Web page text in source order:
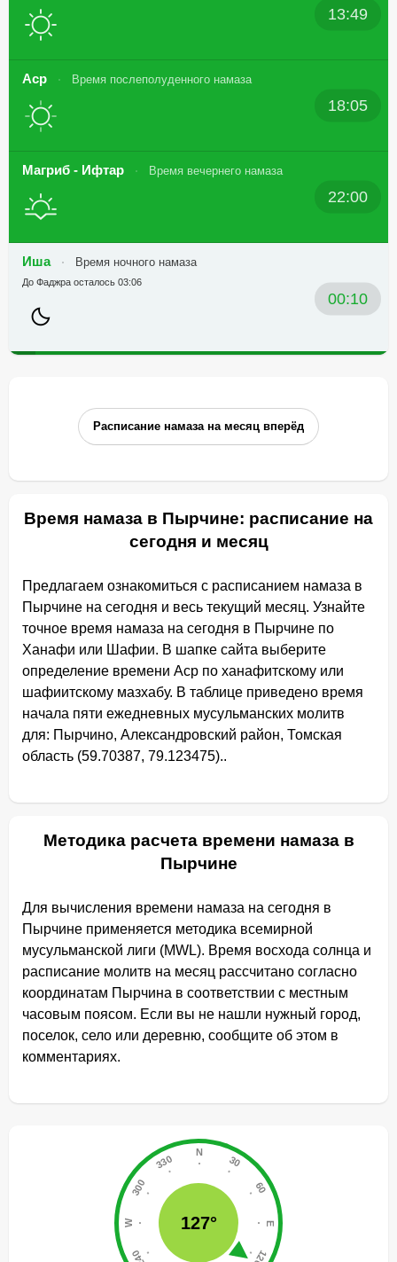
13:49
Аср Время послеполуденного намаза
18:05
Магриб - Ифтар Время вечернего намаза
22:00
Иша Время ночного намаза
00:10
До Фаджра осталось 03:06
Расписание намаза на месяц вперёд
Время намаза в Пырчине: расписание на
сегодня и месяц
Предлагаем ознакомиться с расписанием намаза в
Пырчине на сегодня и весь текущий месяц. Узнайте
точное время намаза на сегодня в Пырчине по
Ханафи или Шафии. В шапке сайта выберите
определение времени Аср по ханафитскому или
шафиитскому мазхабу. В таблице приведено время
начала пяти ежедневных мусульманских молитв
для: Пырчино, Александровский район, Томская
область (59.70387, 79.123475)..
Методика расчета времени намаза в
Пырчине
Для вычисления времени намаза на сегодня в
Пырчине применяется методика всемирной
мусульманской лиги (MWL). Время восхода солнца и
расписание молитв на месяц рассчитано согласно
координатам Пырчина в соответствии с местным
часовым поясом. Если вы не нашли нужный город,
поселок, село или деревню, сообщите об этом в
комментариях.
127°